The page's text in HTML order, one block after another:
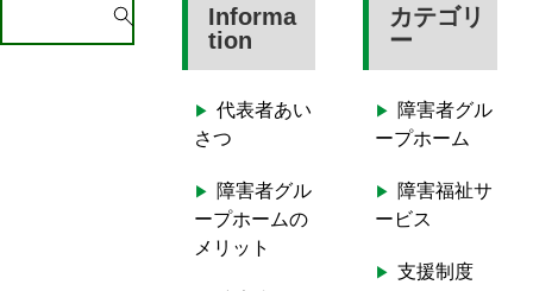
Informa
tion
代表者あい
さつ
障害者グル
ープホームの
メリット
カテゴリ
ー
障害者グル
ープホーム
障害福祉サ
ービス
支援制度